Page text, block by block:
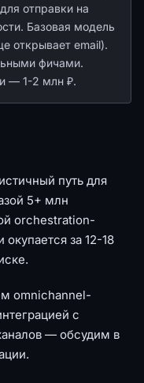
отправки на
Базовая модель
открывает email).
фичами.
— 1-2 млн ₽.
путь для
5+ млн
orchestration-
за 12-18
omnichannel-
с
— обсудим в